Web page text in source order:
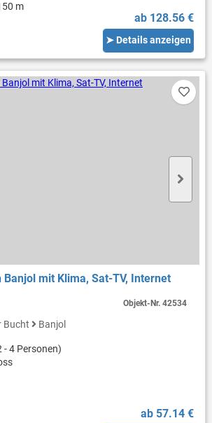
m
ab 128.56 €
➤ Details anzeigen
Banjol mit Klima, Sat-TV, Internet
Bucht Banjol
4 Personen)
ab 57.14 €
Objekt-Nr.42534